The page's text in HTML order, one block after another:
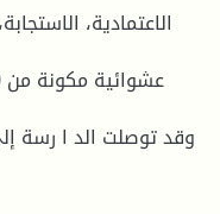
الاعتمادية،
وقد توصلت الد ا رسة